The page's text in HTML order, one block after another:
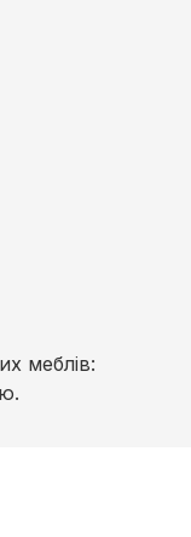
меблів: